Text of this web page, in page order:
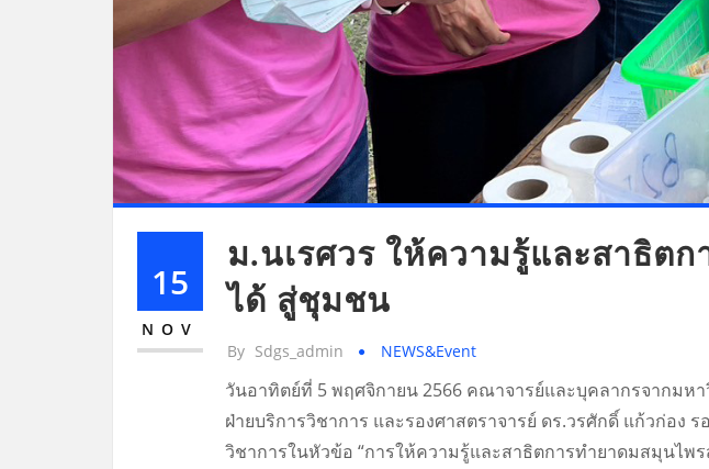
15
NOV
ม.นเรศวร ให้ความรู้และสาธิต
ได้ สู่ชุมชน
By Sdgs_admin NEWS&Event
วันอาทิตย์ที่ 5 พฤศจิกายน 2566 คณาจารย์และบุคลากรจากมห
ฝ่ายบริการวิชาการ และรองศาสตราจารย์ ดร.วรศักดิ์ แก้วก่อ
วิชาการในหัวข้อ “การให้ความรู้และสาธิตการทำยาดมสมุนไ